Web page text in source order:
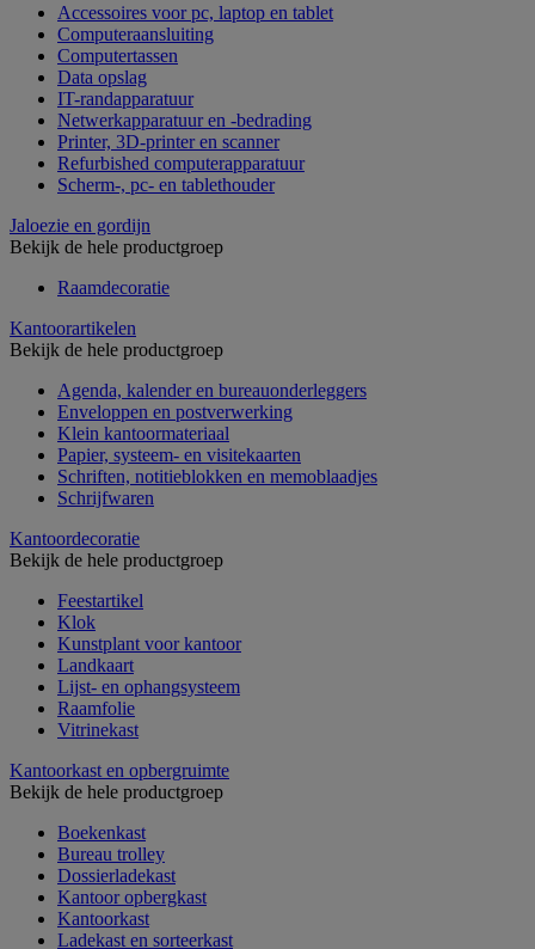
Accessoires voor pc, laptop en tablet
Computeraansluiting
Computertassen
Data opslag
IT-randapparatuur
Netwerkapparatuur en -bedrading
Printer, 3D-printer en scanner
Refurbished computerapparatuur
Scherm-, pc- en tablethouder
Jaloezie en gordijn
Bekijk de hele productgroep
Raamdecoratie
Kantoorartikelen
Bekijk de hele productgroep
Agenda, kalender en bureauonderleggers
Enveloppen en postverwerking
Klein kantoormateriaal
Papier, systeem- en visitekaarten
Schriften, notitieblokken en memoblaadjes
Schrijfwaren
Kantoordecoratie
Bekijk de hele productgroep
Feestartikel
Klok
Kunstplant voor kantoor
Landkaart
Lijst- en ophangsysteem
Raamfolie
Vitrinekast
Kantoorkast en opbergruimte
Bekijk de hele productgroep
Boekenkast
Bureau trolley
Dossierladekast
Kantoor opbergkast
Kantoorkast
Ladekast en sorteerkast